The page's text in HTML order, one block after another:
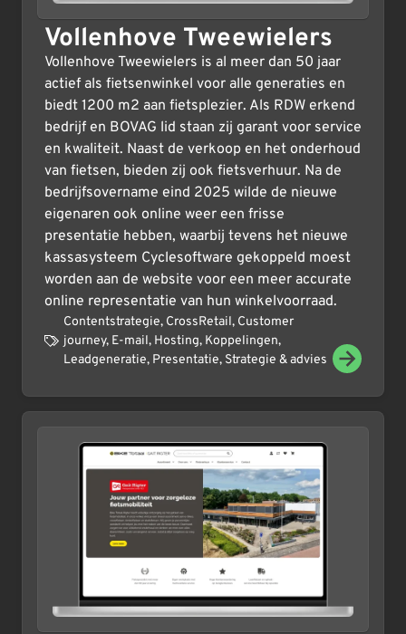
Vollenhove Tweewielers
Vollenhove Tweewielers is al meer dan 50 jaar
actief als fietsenwinkel voor alle generaties en
biedt 1200 m2 aan fietsplezier. Als RDW erkend
bedrijf en BOVAG lid staan zij garant voor service
en kwaliteit. Naast de verkoop en het onderhoud
van fietsen, bieden zij ook fietsverhuur. Na de
bedrijfsovername eind 2025 wilde de nieuwe
eigenaren ook online weer een frisse
presentatie hebben, waarbij tevens het nieuwe
kassasysteem Cyclesoftware gekoppeld moest
worden aan de website voor een meer accurate
online representatie van hun winkelvoorraad.
Contentstrategie, CrossRetail, Customer
journey, E-mail, Hosting, Koppelingen,
Leadgeneratie, Presentatie, Strategie & advies